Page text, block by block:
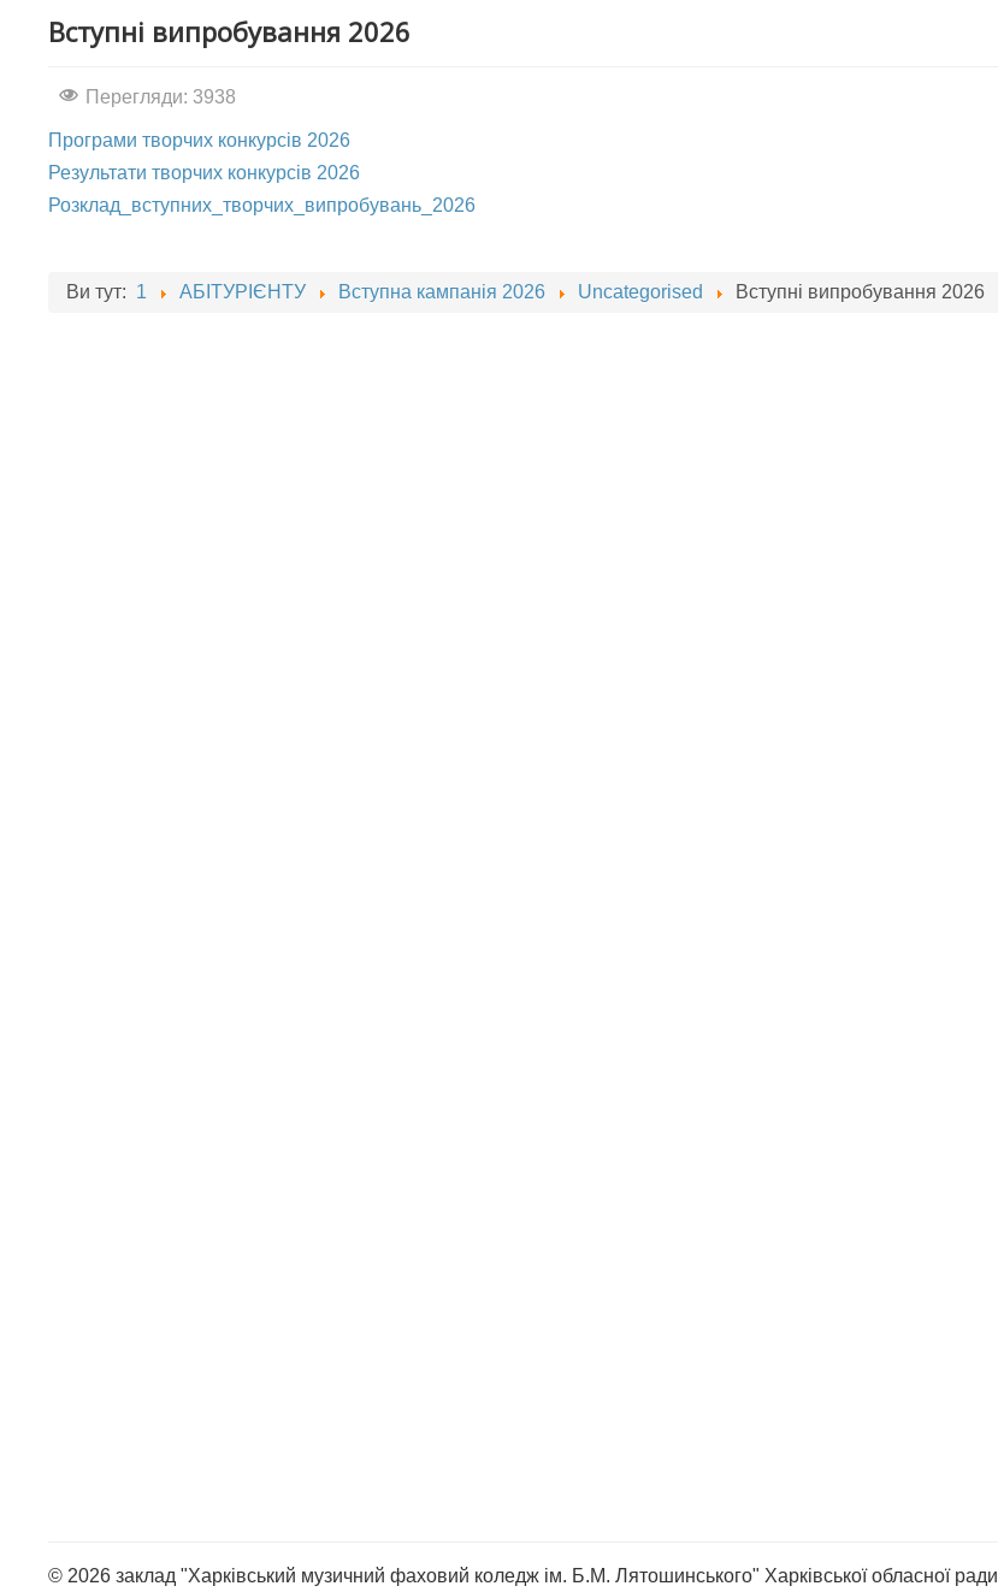
Вступні випробування 2026
Перегляди: 3938
Програми творчих конкурсів 2026
Результати творчих конкурсів 2026
Розклад_вступних_творчих_випробувань_2026
Ви тут: 1 АБІТУРІЄНТУ Вступна кампанія 2026 Uncategorised Вступні випробування 2026
© 2026 заклад "Харківський музичний фаховий коледж ім. Б.М. Лятошинського" Харківської обласної ради